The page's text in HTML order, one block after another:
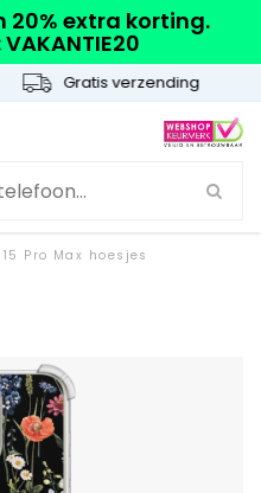
20% extra korting.
verzending
Pro Max hoesjes